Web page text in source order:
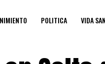
POLITICA VIDA